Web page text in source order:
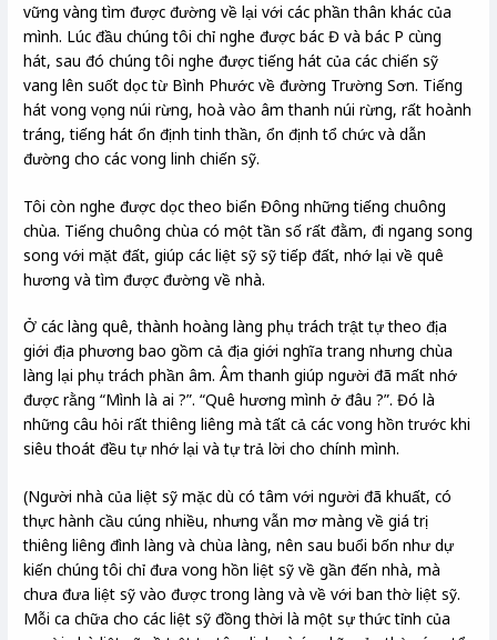
vững vàng tìm được đường về lại với các phần thân khác của
mình. Lúc đầu chúng tôi chỉ nghe được bác Đ và bác P cùng
hát, sau đó chúng tôi nghe được tiếng hát của các chiến sỹ
vang lên suốt dọc từ Bình Phước về đường Trường Sơn. Tiếng
hát vong vọng núi rừng, hoà vào âm thanh núi rừng, rất hoành
tráng, tiếng hát ổn định tinh thần, ổn định tổ chức và dẫn
đường cho các vong linh chiến sỹ.
Tôi còn nghe được dọc theo biển Đông những tiếng chuông
chùa. Tiếng chuông chùa có một tần số rất đằm, đi ngang song
song với mặt đất, giúp các liệt sỹ sỹ tiếp đất, nhớ lại về quê
hương và tìm được đường về nhà.
Ở các làng quê, thành hoàng làng phụ trách trật tự theo địa
giới địa phương bao gồm cả địa giới nghĩa trang nhưng chùa
làng lại phụ trách phần âm. Âm thanh giúp người đã mất nhớ
được rằng “Mình là ai ?”. “Quê hương mình ở đâu ?”. Đó là
những câu hỏi rất thiêng liêng mà tất cả các vong hồn trước khi
siêu thoát đều tự nhớ lại và tự trả lời cho chính mình.
(Người nhà của liệt sỹ mặc dù có tâm với người đã khuất, có
thực hành cầu cúng nhiều, nhưng vẫn mơ màng về giá trị
thiêng liêng đình làng và chùa làng, nên sau buổi bốn như dự
kiến chúng tôi chỉ đưa vong hồn liệt sỹ về gần đến nhà, mà
chưa đưa liệt sỹ vào được trong làng và về với ban thờ liệt sỹ.
Mỗi ca chữa cho các liệt sỹ đồng thời là một sự thức tỉnh của